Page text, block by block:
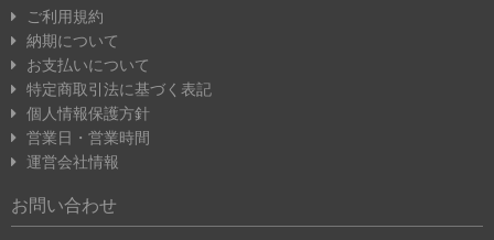
ご利用規約
納期について
お支払いについて
特定商取引法に基づく表記
個人情報保護方針
営業日・営業時間
運営会社情報
お問い合わせ